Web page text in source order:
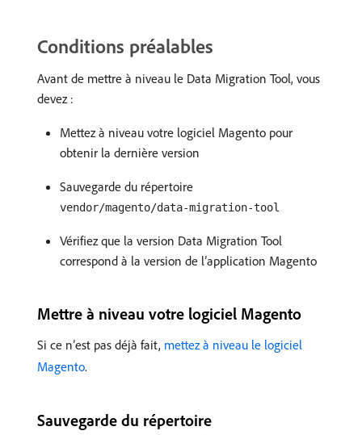
Conditions préalables
Avant de mettre à niveau le Data Migration Tool, vous
devez :
Mettez à niveau votre logiciel Magento pour
obtenir la dernière version
Sauvegarde du répertoire
vendor/magento/data-migration-tool
Vérifiez que la version Data Migration Tool
correspond à la version de l’application Magento
Mettre à niveau votre logiciel Magento
Si ce n’est pas déjà fait, mettez à niveau le logiciel
Magento.
Sauvegarde du répertoire